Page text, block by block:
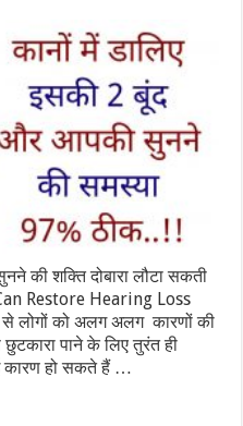
की शक्ति दोबारा लौटा सकती
Restore Hearing Loss
लोगों को अलग अलग कारणों की
पाने के लिए तुरंत ही
कारण हो सकते हैं …